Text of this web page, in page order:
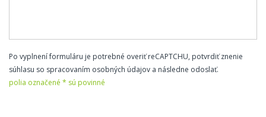
Po vyplnení formuláru je potrebné overiť reCAPTCHU, potvrdiť znenie
súhlasu so spracovaním osobných údajov a následne odoslať.
polia označené * sú povinné